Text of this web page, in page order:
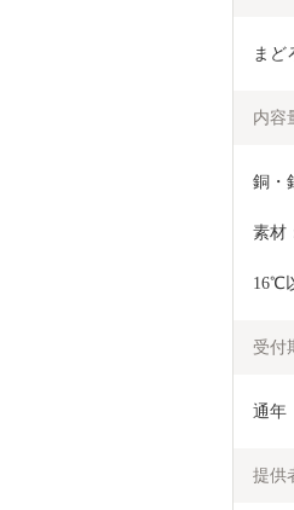
まど
内容
銅・
素材
16℃
受付
通年
提供